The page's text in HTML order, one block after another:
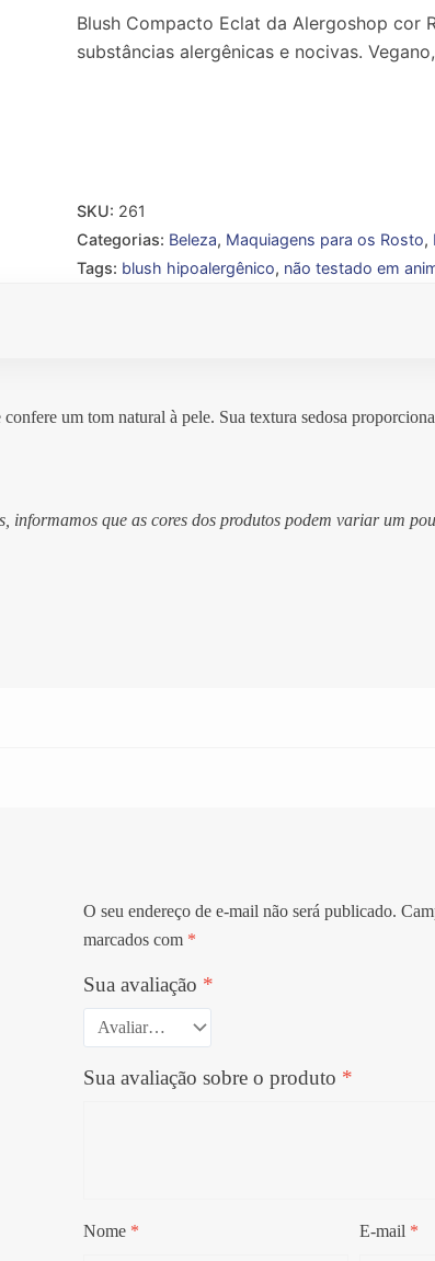
Blush Compacto Eclat da Alergoshop cor
substâncias alergênicas e nocivas.
SKU: 261
Categorias: Beleza, Maquiagens para os Rosto,
Tags: blush hipoalergênico, não testado em
um tom natural à pele. Sua textura sedosa
informamos que as cores dos produtos podem variar um
O seu endereço de e-mail não será publicado.
marcados com *
Sua avaliação *
Sua avaliação sobre o produto *
Nome * E-mail *